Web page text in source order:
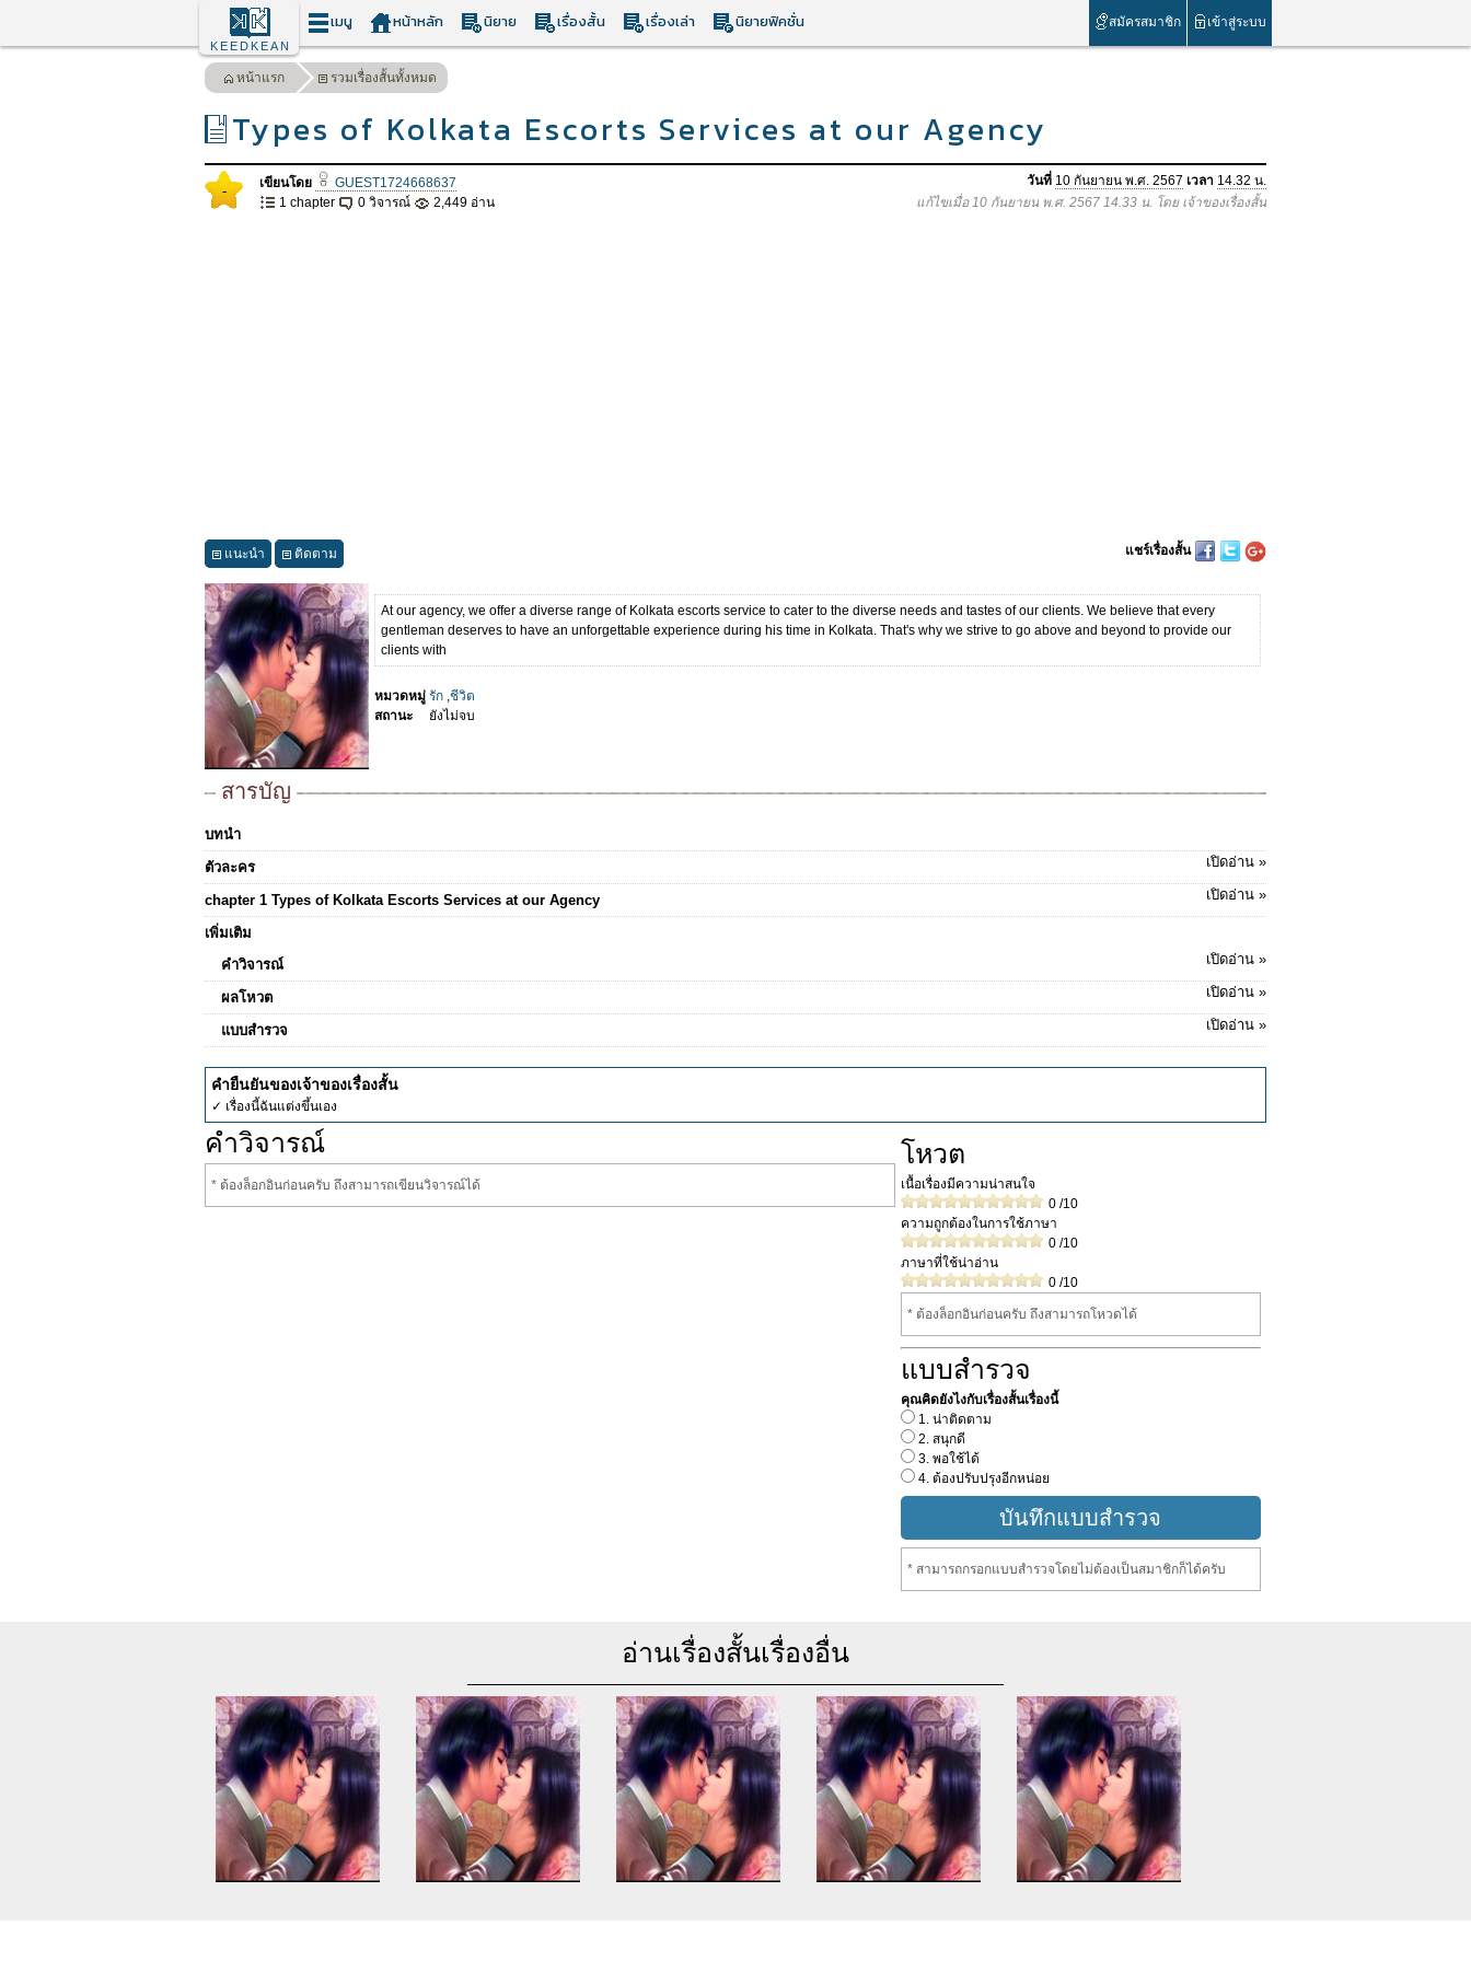
KEEDKEAN
เมนู หน้าหลัก นิยาย เรื่องสั้น เรื่องเล่า นิยายฟิคชั่น สมัครสมาชิก เข้าสู่ระบบ
หน้าแรก รวมเรื่องสั้นทั้งหมด
Types of Kolkata Escorts Services at our Agency
- เขียนโดย GUEST1724668637 วันที่ 10 กันยายน พ.ศ. 2567 เวลา 14.32 น.
1 chapter
0 วิจารณ์ 2,449 อ่าน แก้ไขเมื่อ 10 กันยายน พ.ศ. 2567 14.33 น. โดย เจ้าของเรื่องสั้น
แนะนำ ติดตาม แชร์เรื่องสั้น
At our agency, we offer a diverse range of Kolkata escorts service to cater to the diverse needs and tastes of our clients. We believe that every
gentleman deserves to have an unforgettable experience during his time in Kolkata. That's why we strive to go above and beyond to provide our
clients with
หมวดหมู่ รัก ,ชีวิต
สถานะ
ยังไม่จบ
สารบัญ
บทนำ
ตัวละคร
เปิดอ่าน »
chapter 1 Types of Kolkata Escorts Services at our Agency เปิดอ่าน »
เพิ่มเติม
คำวิจารณ์
เปิดอ่าน »
ผลโหวต เปิดอ่าน »
แบบสำรวจ เปิดอ่าน »
คำยืนยันของเจ้าของเรื่องสั้น
✓ เรื่องนี้ฉันแต่งขึ้นเอง
คำวิจารณ์
* ต้องล็อกอินก่อนครับ ถึงสามารถเขียนวิจารณ์ได้
โหวต
เนื้อเรื่องมีความน่าสนใจ
0/10
ความถูกต้องในการใช้ภาษา
0/10
ภาษาที่ใช้น่าอ่าน
0/10
* ต้องล็อกอินก่อนครับ ถึงสามารถโหวดได้
แบบสำรวจ
คุณคิดยังไงกับเรื่องสั้นเรื่องนี้
1. น่าติดตาม
2. สนุกดี
3. พอใช้ได้
4. ต้องปรับปรุงอีกหน่อย
* สามารถกรอกแบบสำรวจโดยไม่ต้องเป็นสมาชิกก็ได้ครับ
อ่านเรื่องสั้นเรื่องอื่น